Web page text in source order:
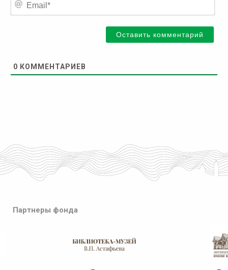
0 КОММЕНТАРИЕВ
Партнеры фонда